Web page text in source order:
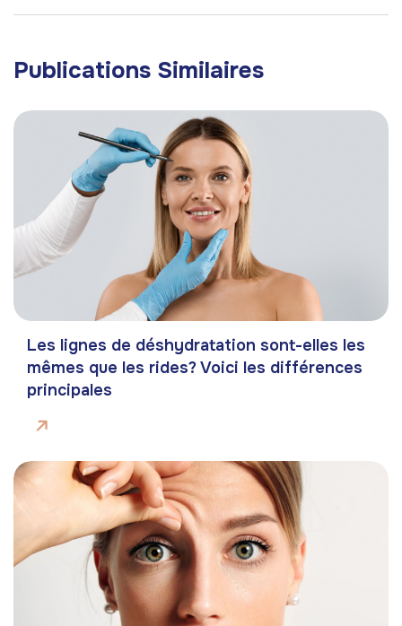
Publications Similaires
Les lignes de déshydratation sont-elles les
mêmes que les rides? Voici les différences
principales